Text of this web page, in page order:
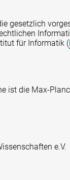
gesetzlich
für Informatik (
ist die Max-
e.V.